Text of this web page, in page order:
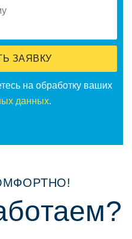
ЗАЯВКУ
на oбрабoтку ваших
данных.